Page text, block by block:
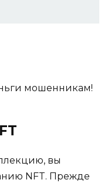
мошенникам!
вы
NFT. Прежде